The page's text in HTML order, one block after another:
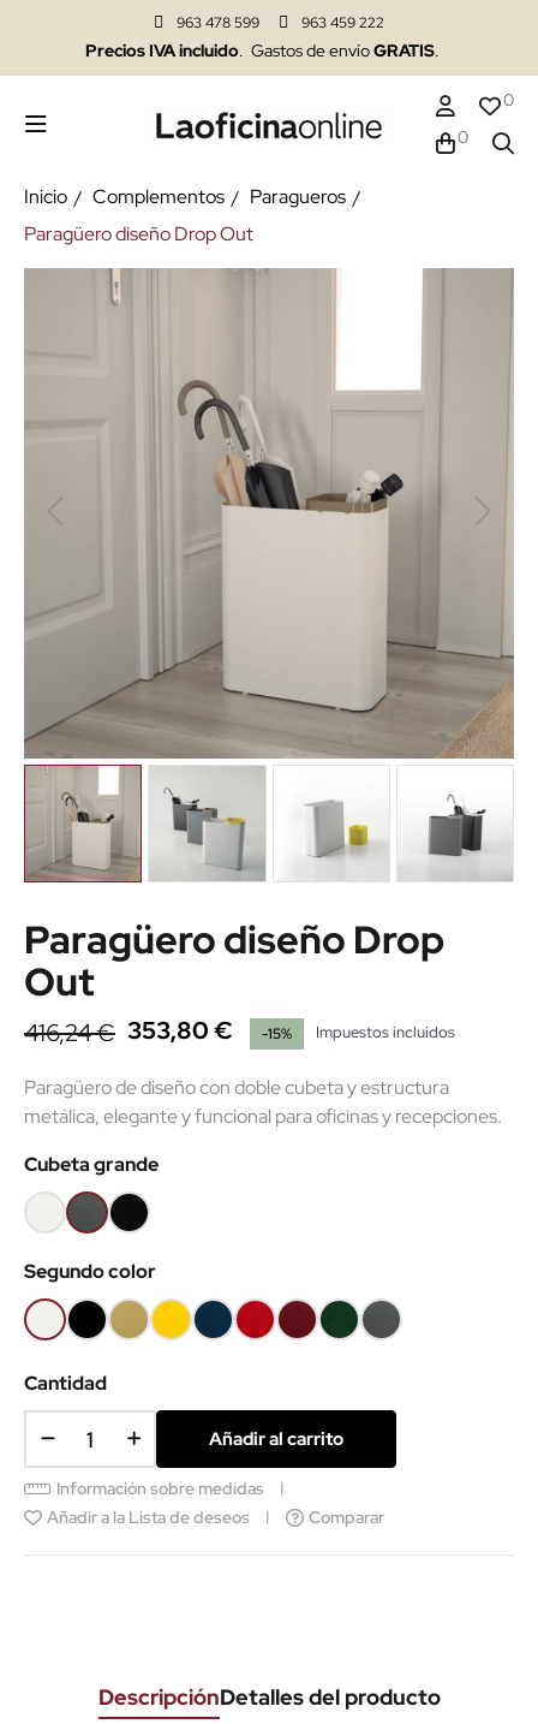
963 478 599 963 459 222
Precios IVA incluido. Gastos de envíoGRATIS.
0
0
Inicio Complementos
Paragueros
Paragüero diseño Drop Out
Paragüero diseño Drop
Out
416,24 € 353,80 € -15% Impuestos incluidos
Paragüero de diseño con doble cubeta y estructura
metálica, elegante y funcional para oficinas y recepciones.
Cubeta grande
Blanco
texturado
Gris
forja
texturado
Negro
texturado
RAL9011
Segundo color
Blanco
texturado
Negro
texturado
RAL9011
Beige
gris
RAL1019
Mostaza
brillo
Azul
texturado
Rojo
texturado
Granate
texturado
Verde
texturado
Gris
forja
Cantidad
Añadir al carrito
Información sobre medidas
Añadir a la Lista de deseos
Comparar
DescripciónDetalles del producto